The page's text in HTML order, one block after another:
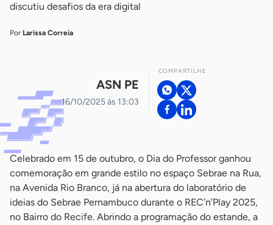
discutiu desafios da era digital
Por Larissa Correia
ASN PE
16/10/2025 às 13:03
COMPARTILHE
Celebrado em 15 de outubro, o Dia do Professor ganhou
comemoração em grande estilo no espaço Sebrae na Rua,
na Avenida Rio Branco, já na abertura do laboratório de
ideias do Sebrae Pernambuco durante o REC’n’Play 2025,
no Bairro do Recife. Abrindo a programação do estande, a